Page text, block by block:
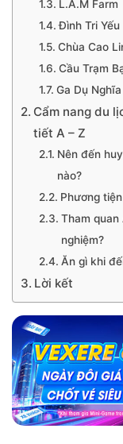
L.A.M Farm
Đình Tri Yếu
Chùa Cao
Cầu Trạm
Ga Dụ Nghĩa
Cẩm nang du
tiết A – Z
Nên đến
nào?
Phương
Tham quan
nghiệm?
Ăn gì khi
Lời kết